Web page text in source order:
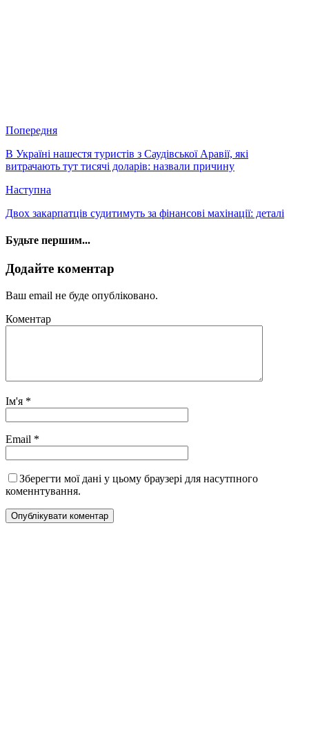
Попередня
В Україні нашестя туристів з Саудівської Аравії, які
витрачають тут тисячі доларів: назвали причину
Наступна
Двох закарпатців судитимуть за фінансові махінації: деталі
Будьте першим...
Додайте коментар
Ваш email не буде опубліковано.
Коментар
Ім'я *
Email *
Зберегти мої дані у цьому браузері для насутпного
коменнтування.